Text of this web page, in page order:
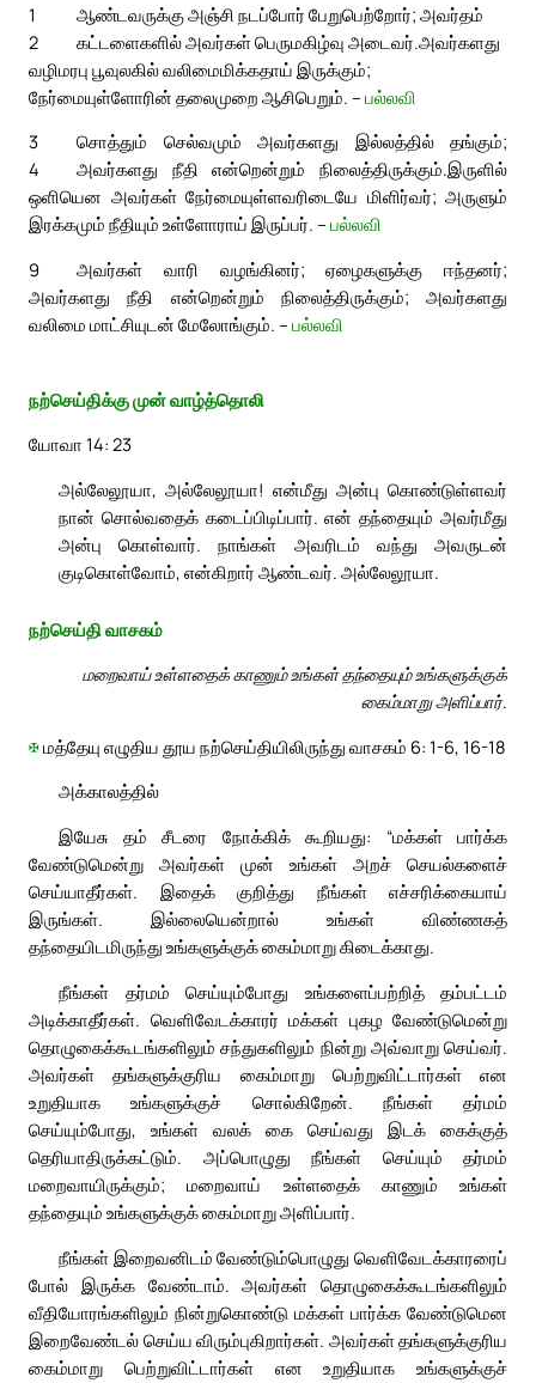
1
ஆண்டவருக்கு அஞ்சி நடப்போர் பேறுபெற்றோர்; அவர்தம்
கட்டளைகளில் அவர்கள் பெருமகிழ்வு அடைவர்.
2
அவர்களது
வழிமரபு பூவுலகில் வலிமைமிக்கதாய் இருக்கும்;
நேர்மையுள்ளோரின் தலைமுறை ஆசிபெறும். – பல்லவி
3
சொத்தும் செல்வமும் அவர்களது இல்லத்தில் தங்கும்;
அவர்களது நீதி என்றென்றும் நிலைத்திருக்கும்.
4
இருளில்
ஒளியென அவர்கள் நேர்மையுள்ளவரிடையே மிளிர்வர்; அருளும்
இரக்கமும் நீதியும் உள்ளோராய் இருப்பர். – பல்லவி
9
அவர்கள் வாரி வழங்கினர்; ஏழைகளுக்கு ஈந்தனர்;
அவர்களது நீதி என்றென்றும் நிலைத்திருக்கும்; அவர்களது
வலிமை மாட்சியுடன் மேலோங்கும். – பல்லவி
நற்செய்திக்கு முன் வாழ்த்தொலி
யோவா 14: 23
அல்லேலூயா, அல்லேலூயா! என்மீது அன்பு கொண்டுள்ளவர்
நான் சொல்வதைக் கடைப்பிடிப்பார். என் தந்தையும் அவர்மீது
அன்பு கொள்வார். நாங்கள் அவரிடம் வந்து அவருடன்
குடிகொள்வோம், என்கிறார் ஆண்டவர். அல்லேலூயா.
நற்செய்தி வாசகம்
மறைவாய் உள்ளதைக் காணும் உங்கள் தந்தையும் உங்களுக்குக்
கைம்மாறு அளிப்பார்.
✠மத்தேயு எழுதிய தூய நற்செய்தியிலிருந்து வாசகம் 6: 1-6, 16-18
அக்காலத்தில்
இயேசு தம் சீடரை நோக்கிக் கூறியது: “மக்கள் பார்க்க
வேண்டுமென்று அவர்கள் முன் உங்கள் அறச் செயல்களைச்
செய்யாதீர்கள். இதைக் குறித்து நீங்கள் எச்சரிக்கையாய்
இருங்கள். இல்லையென்றால் உங்கள் விண்ணகத்
தந்தையிடமிருந்து உங்களுக்குக் கைம்மாறு கிடைக்காது.
நீங்கள் தர்மம் செய்யும்போது உங்களைப்பற்றித் தம்பட்டம்
அடிக்காதீர்கள். வெளிவேடக்காரர் மக்கள் புகழ வேண்டுமென்று
தொழுகைக்கூடங்களிலும் சந்துகளிலும் நின்று அவ்வாறு செய்வர்.
அவர்கள் தங்களுக்குரிய கைம்மாறு பெற்றுவிட்டார்கள் என
உறுதியாக உங்களுக்குச் சொல்கிறேன். நீங்கள் தர்மம்
செய்யும்போது, உங்கள் வலக் கை செய்வது இடக் கைக்குத்
தெரியாதிருக்கட்டும். அப்பொழுது நீங்கள் செய்யும் தர்மம்
மறைவாயிருக்கும்; மறைவாய் உள்ளதைக் காணும் உங்கள்
தந்தையும் உங்களுக்குக் கைம்மாறு அளிப்பார்.
நீங்கள் இறைவனிடம் வேண்டும்பொழுது வெளிவேடக்காரரைப்
போல் இருக்க வேண்டாம். அவர்கள் தொழுகைக்கூடங்களிலும்
வீதியோரங்களிலும் நின்றுகொண்டு மக்கள் பார்க்க வேண்டுமென
இறைவேண்டல் செய்ய விரும்புகிறார்கள். அவர்கள் தங்களுக்குரிய
கைம்மாறு பெற்றுவிட்டார்கள் என உறுதியாக உங்களுக்குச்